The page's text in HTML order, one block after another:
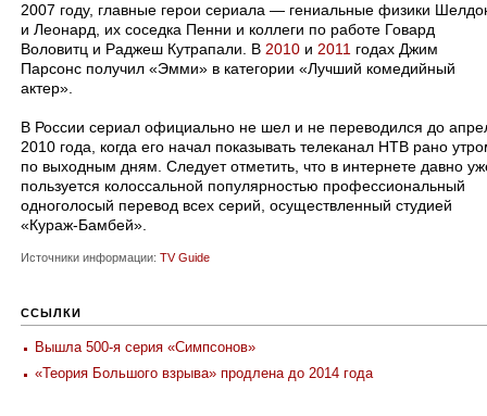
2007 году, главные герои сериала — гениальные физики
и Леонард, их соседка Пенни и коллеги по работе Говард
Воловитц и Раджеш Кутрапали. В 2010 и 2011 годах Джим
Парсонс получил «Эмми» в категории «Лучший комедийный
актер».
В России сериал официально не шел и не переводился до
2010 года, когда его начал показывать телеканал НТВ рано
по выходным дням. Следует отметить, что в интернете давно
пользуется колоссальной популярностью профессиональный
одноголосый перевод всех серий, осуществленный студией
«Кураж-Бамбей».
Источники информации: TV Guide
ССЫЛКИ
Вышла 500-я серия «Симпсонов»
«Теория Большого взрыва» продлена до 2014 года